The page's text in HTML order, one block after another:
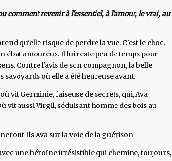
comment revenir à l'essentiel, à l'amour, le vrai, au
qu'elle risque de perdre la vue. C'est le choc.
amoureux. Il lui reste peu de temps pour
Contre l'avis de son compagnon, la belle
où elle a été heureuse avant.
vit Germinie, faiseuse de secrets, qui, Ava
vit aussi Virgil, séduisant homme des bois au
ils Ava sur la voie de la guérison
une héroïne irrésistible qui chemine, toujours,